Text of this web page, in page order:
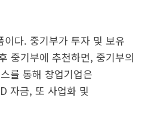
다. 중기부가 투자 및 보유
중기부에 추천하면, 중기부의
를 통해 창업기업은
자금, 또 사업화 및